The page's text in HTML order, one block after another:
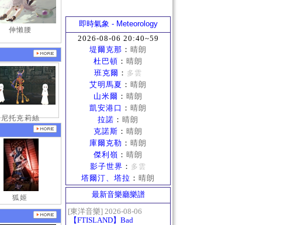
伸懶腰
尼托克莉絲
狐姬
即時氣象 - Meteorology
2026-08-06 20:40~59
堤爾克那 ： 晴朗
杜巴頓 ： 晴朗
班克爾 ： 多雲
艾明馬夏 ： 晴朗
山米爾 ： 晴朗
凱安港口 ： 晴朗
拉諾 ： 晴朗
克諾斯 ： 晴朗
庫爾克勒 ： 晴朗
傑利嶺 ： 晴朗
影子世界 ： 多雲
塔爾汀、塔拉 ： 晴朗
最新音樂廳樂譜
[東洋音樂] 2026-08-06
【FTISLAND】Bad